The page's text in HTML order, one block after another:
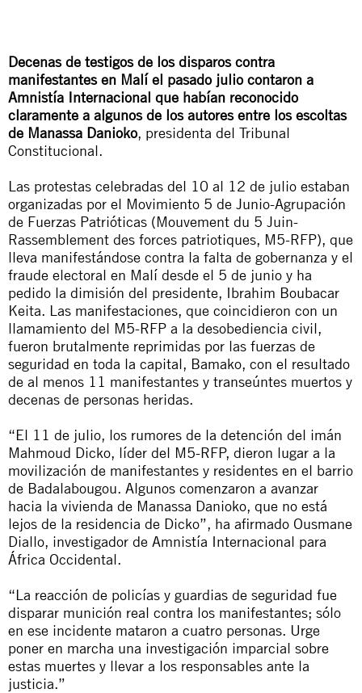
Decenas de testigos de los disparos contra
manifestantes en Malí el pasado julio contaron a
Amnistía Internacional que habían reconocido
claramente a algunos de los autores entre los escoltas
de Manassa Danioko, presidenta del Tribunal
Constitucional.
Las protestas celebradas del 10 al 12 de julio estaban
organizadas por el Movimiento 5 de Junio-Agrupación
de Fuerzas Patrióticas (Mouvement du 5 Juin-
Rassemblement des forces patriotiques, M5-RFP), que
lleva manifestándose contra la falta de gobernanza y el
fraude electoral en Malí desde el 5 de junio y ha
pedido la dimisión del presidente, Ibrahim Boubacar
Keita. Las manifestaciones, que coincidieron con un
llamamiento del M5-RFP a la desobediencia civil,
fueron brutalmente reprimidas por las fuerzas de
seguridad en toda la capital, Bamako, con el resultado
de al menos 11 manifestantes y transeúntes muertos y
decenas de personas heridas.
“El 11 de julio, los rumores de la detención del imán
Mahmoud Dicko, líder del M5-RFP, dieron lugar a la
movilización de manifestantes y residentes en el barrio
de Badalabougou. Algunos comenzaron a avanzar
hacia la vivienda de Manassa Danioko, que no está
lejos de la residencia de Dicko”, ha afirmado Ousmane
Diallo, investigador de Amnistía Internacional para
África Occidental.
“La reacción de policías y guardias de seguridad fue
disparar munición real contra los manifestantes; sólo
en ese incidente mataron a cuatro personas. Urge
poner en marcha una investigación imparcial sobre
estas muertes y llevar a los responsables ante la
justicia.”